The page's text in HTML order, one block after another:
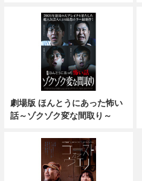
劇場版 ほんとうにあった怖い
話～ゾクゾク変な間取り～